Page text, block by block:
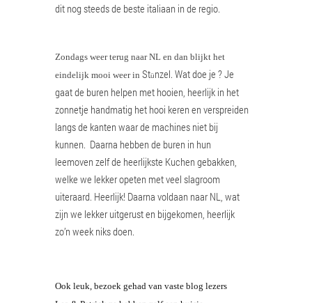
dit nog steeds de beste italiaan in de regio.
Zondags weer terug naar NL en dan blijkt het
eindelijk mooi weer in Stünzel. Wat doe je ? Je
gaat de buren helpen met hooien, heerlijk in het
zonnetje handmatig het hooi keren en verspreiden
langs de kanten waar de machines niet bij
kunnen. Daarna hebben de buren in hun
leemoven zelf de heerlijkste Kuchen gebakken,
welke we lekker opeten met veel slagroom
uiteraard. Heerlijk! Daarna voldaan naar NL, wat
zijn we lekker uitgerust en bijgekomen, heerlijk
zo’n week niks doen.
Ook leuk, bezoek gehad van vaste blog lezers